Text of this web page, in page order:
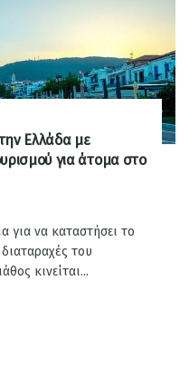
Ελλάδα με
για άτομα στο
για να καταστήσει το
του
κινείται...